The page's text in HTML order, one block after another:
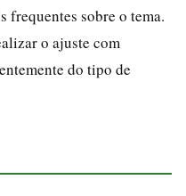
frequentes sobre o tema.
o ajuste com
do tipo de